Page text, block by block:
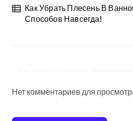
Как Убрать Плесень В
Способов Навсегда!
Нет комментариев для